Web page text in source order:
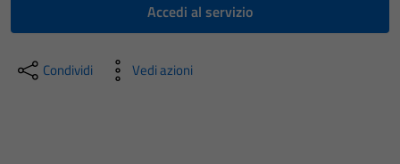
Accedi al servizio
Condividi Vedi azioni